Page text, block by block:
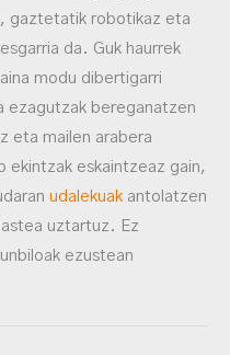
gaztetatik robotikaz eta
da. Guk haurrek
modu dibertigarri
ezagutzak bereganatzen
eta mailen arabera
ekintzak eskaintzeaz gain,
udalekuak antolatzen
uztartuz. Ez
ezustean